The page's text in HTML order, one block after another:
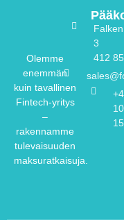
Olemme
enemmän
kuin tavallinen
Fintech-yritys
–
rakennamme
tulevaisuuden
maksuratkaisuja.
3
412